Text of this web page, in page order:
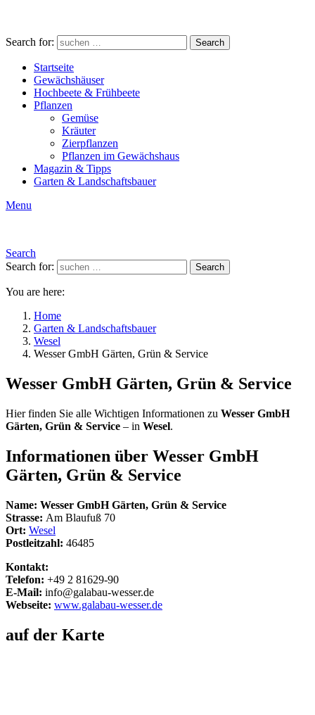
Search for: Search
Startseite
Gewächshäuser
Hochbeete & Frühbeete
Pflanzen
Gemüse
Kräuter
Zierpflanzen
Pflanzen im Gewächshaus
Magazin & Tipps
Garten & Landschaftsbauer
Menu
Search
Search for:
Search
You are here:
Home
Garten & Landschaftsbauer
Wesel
Wesser GmbH Gärten, Grün & Service
Wesser GmbH Gärten, Grün & Service
Hier finden Sie alle Wichtigen Informationen zu Wesser GmbH
Gärten, Grün & Service – in Wesel.
Informationen über Wesser GmbH
Gärten, Grün & Service
Name: Wesser GmbH Gärten, Grün & Service
Strasse: Am Blaufuß 70
Ort: Wesel
Postleitzahl: 46485
Kontakt:
Telefon: +49 2 81629-90
E-Mail: info@galabau-wesser.de
Webseite: www.galabau-wesser.de
auf der Karte